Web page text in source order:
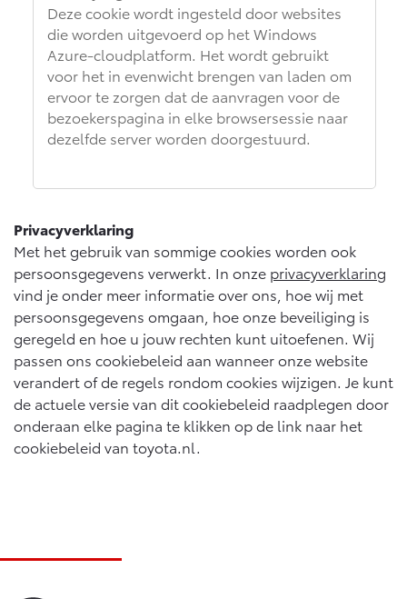
Deze cookie wordt ingesteld door websites
die worden uitgevoerd op het Windows
Azure-cloudplatform. Het wordt gebruikt
voor het in evenwicht brengen van laden om
ervoor te zorgen dat de aanvragen voor de
bezoekerspagina in elke browsersessie naar
dezelfde server worden doorgestuurd.
Privacyverklaring
Met het gebruik van sommige cookies worden ook
persoonsgegevens verwerkt. In onze privacyverklaring
vind je onder meer informatie over ons, hoe wij met
persoonsgegevens omgaan, hoe onze beveiliging is
geregeld en hoe u jouw rechten kunt uitoefenen. Wij
passen ons cookiebeleid aan wanneer onze website
verandert of de regels rondom cookies wijzigen. Je kunt
de actuele versie van dit cookiebeleid raadplegen door
onderaan elke pagina te klikken op de link naar het
cookiebeleid van toyota.nl.